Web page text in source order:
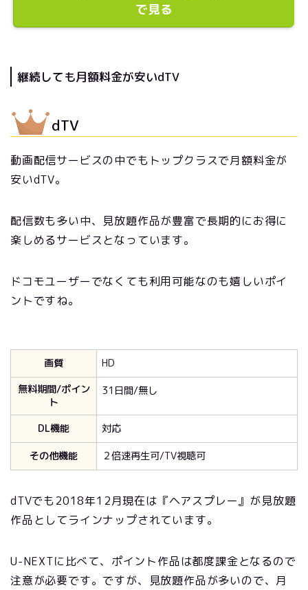
で見る
継続しても月額料金が安いdTV
dTV
動画配信サービスの中でもトップクラスで月額料金が
安いdTV。
配信数も多い中、見放題作品が豊富で長期的にお得に
楽しめるサービスとなっています。
ドコモユーザーでなくても利用可能なのも嬉しいポイ
ントですね。
画質
HD
無料期間/ポイン
ト
31日間/無し
DL機能
対応
その他機能
２倍速再生可/TV視聴可
dTVでも2018年12月現在は『ヘアスプレー』が見放題
作品としてラインナップされています。
U-NEXTに比べて、ポイント作品は都度課金となるので
注意が必要です。ですが、見放題作品が多いので、月